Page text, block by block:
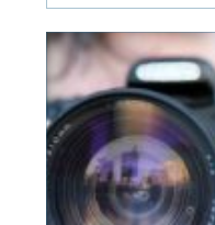
Det är en process s...